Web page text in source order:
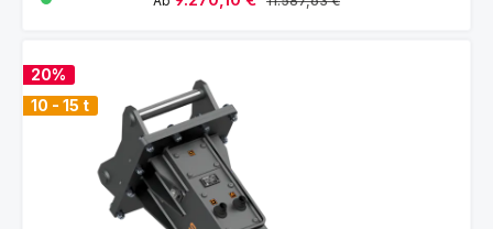
20%
10 - 15 t